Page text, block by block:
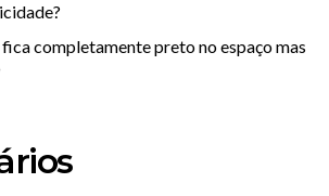
fica completamente preto no espaço mas